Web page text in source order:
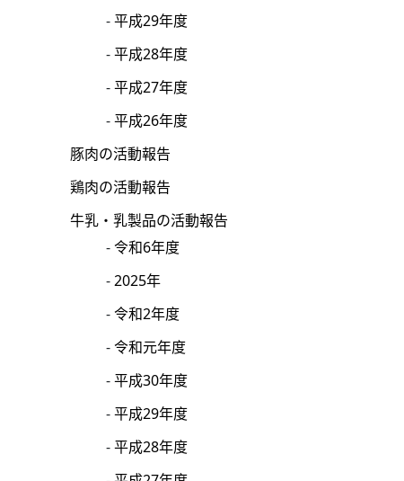
平成29年度
平成28年度
平成27年度
平成26年度
豚肉の活動報告
鶏肉の活動報告
牛乳・乳製品の活動報告
令和6年度
2025年
令和2年度
令和元年度
平成30年度
平成29年度
平成28年度